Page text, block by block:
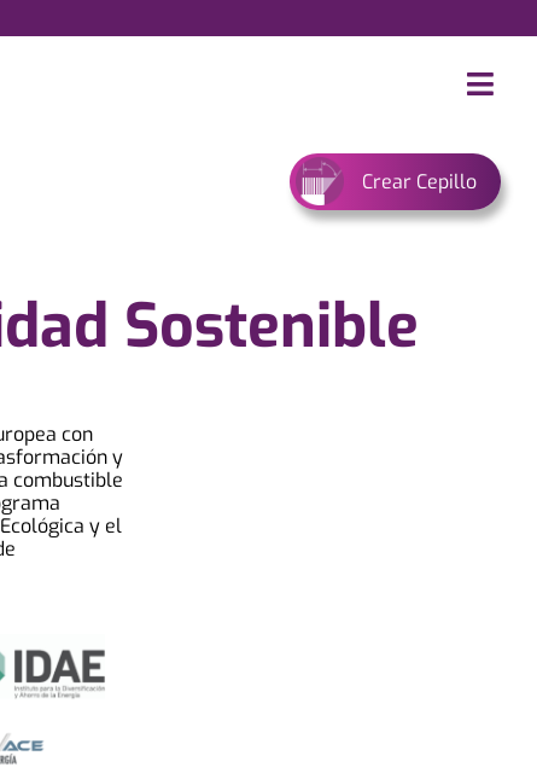
Crear Cepillo
Sostenible
con
y
combustible
y el